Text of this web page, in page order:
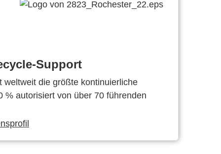
Support
weltweit die größte kontinuierliche
% autorisiert von über 70 führenden